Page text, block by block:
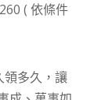
( 依條件
領多久，讓